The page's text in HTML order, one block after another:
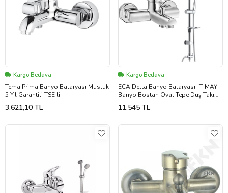
Kargo Bedava
Tema Prima Banyo Bataryası Musluk
5 Yıl Garantili TSE li
3.621,10 TL
Kargo Bedava
ECA Delta Banyo Bataryası+T-MAY
Banyo Bostan Oval Tepe Duş Takımı
Seti Paslanmaz (Krom)
11.545 TL